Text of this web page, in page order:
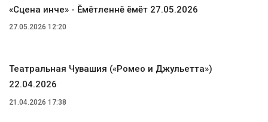
«Сцена ҫинче» - Ӗмӗтленнӗ ӗмӗт 27.05.2026
27.05.2026 12:20
Театральная Чувашия («Ромео и Джульетта»)
22.04.2026
21.04.2026 17:38